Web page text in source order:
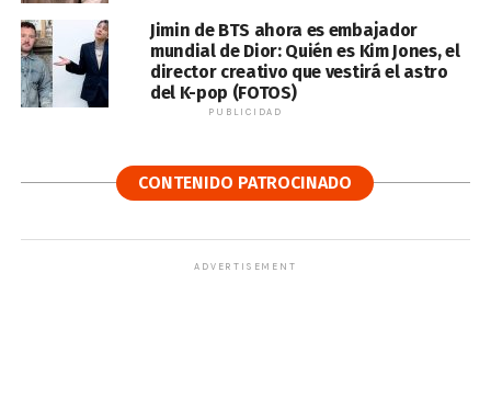
Jimin de BTS ahora es embajador
mundial de Dior: Quién es Kim Jones, el
director creativo que vestirá el astro
del K-pop (FOTOS)
PUBLICIDAD
CONTENIDO PATROCINADO
ADVERTISEMENT